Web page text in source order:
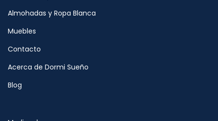
Almohadas y Ropa Blanca
Muebles
Contacto
Acerca de Dormi Sueño
Blog